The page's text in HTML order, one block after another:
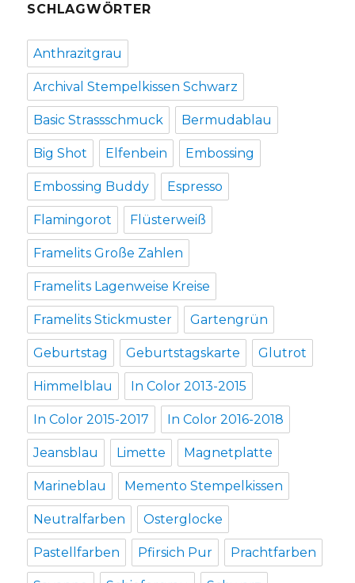
SCHLAGWÖRTER
Anthrazitgrau
Archival Stempelkissen Schwarz
Basic Strassschmuck Bermudablau
Big Shot Elfenbein Embossing
Embossing Buddy Espresso
Flamingorot Flüsterweiß
Framelits Große Zahlen
Framelits Lagenweise Kreise
Framelits Stickmuster Gartengrün
Geburtstag Geburtstagskarte Glutrot
Himmelblau In Color 2013-2015
In Color 2015-2017 In Color 2016-2018
Jeansblau Limette Magnetplatte
Marineblau Memento Stempelkissen
Neutralfarben Osterglocke
Pastellfarben Pfirsich Pur Prachtfarben